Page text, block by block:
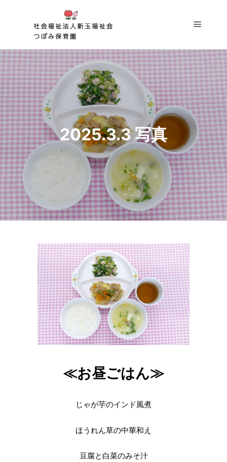
2025.3.3 写真
≪お昼ごはん≫
じゃが芋のインド風煮
ほうれん草の中華和え
豆腐と白菜のみそ汁